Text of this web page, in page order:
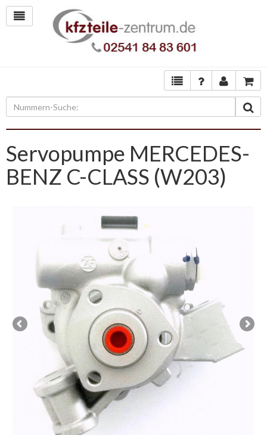
Servopumpe MERCEDES-
BENZ C-CLASS (W203)